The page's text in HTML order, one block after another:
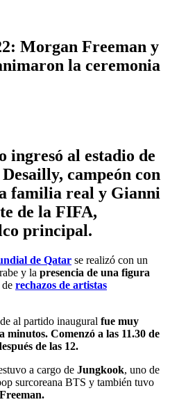
Morgan Freeman y
la ceremonia
ingresó al estadio de
campeón con
familia real y Gianni
de la FIFA,
principal.
de Qatar se realizó con un
y la presencia de una figura
de rechazos de artistas
al partido inaugural fue muy
minutos. Comenzó a las 11.30 de
de las 12.
a cargo de Jungkook, uno de
surcoreana BTS y también tuvo